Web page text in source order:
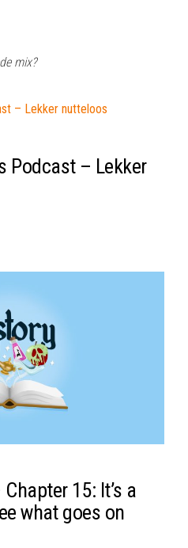
mix?
Podcast – Lekker
15: It’s a
what goes on